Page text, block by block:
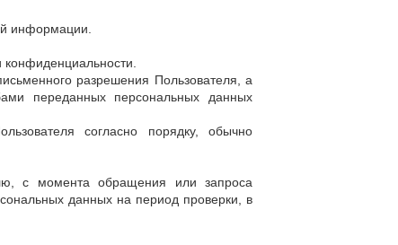
информации.
разрешения Пользователя, а
переданных персональных данных
согласно порядку, обычно
с момента обращения или запроса
данных на период проверки, в